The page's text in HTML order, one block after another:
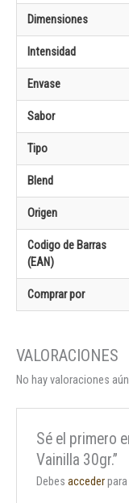
Dimensiones
Intensidad
Envase
Sabor
Tipo
Blend
Origen
Codigo de Barras
(EAN)
Comprar por
No hay valoraciones
Sé el primero
Vainilla 30gr.”
Debesacceder